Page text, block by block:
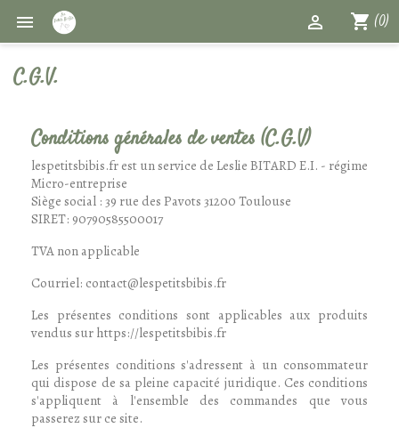
 shopping_cart (0)

C.G.V.
Conditions générales de ventes (C.G.V)
lespetitsbibis.fr est un service de Leslie BITARD E.I. - régime
Micro-entreprise
Siège social : 39 rue des Pavots 31200 Toulouse
SIRET: 90790585500017
TVA non applicable
Courriel: contact@lespetitsbibis.fr
Les présentes conditions sont applicables aux produits
vendus sur https://lespetitsbibis.fr
Les présentes conditions s'adressent à un consommateur
qui dispose de sa pleine capacité juridique. Ces conditions
s'appliquent à l'ensemble des commandes que vous
passerez sur ce site.